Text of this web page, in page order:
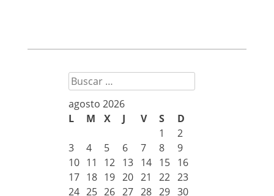
Buscar
agosto 2026
L
M X J V S
D
1
2
3
4 5 6 7 8
9
10 11 12 13 14 15 16
17 18 19 20 21 22 23
24 25 26 27 28 29 30